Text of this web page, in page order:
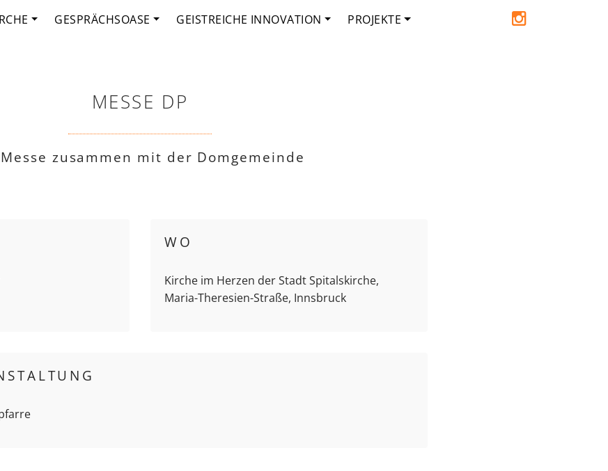
GESPRÄCHSOASE GEISTREICHE INNOVATION PROJEKTE
MESSE DP
zusammen mit der Domgemeinde
WO
Kirche im Herzen der Stadt Spitalskirche,
Maria-Theresien-Straße, Innsbruck